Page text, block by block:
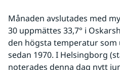
Månaden avslutades med
30 uppmättes 33,7° i
den högsta temperatur som
sedan 1970. I Helsingborg
noterades denna dag nytt